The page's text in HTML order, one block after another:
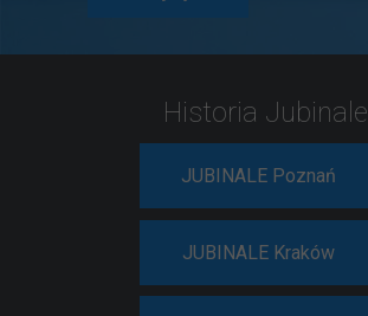
Historia Jubinale
JUBINALE Poznań
JUBINALE Kraków